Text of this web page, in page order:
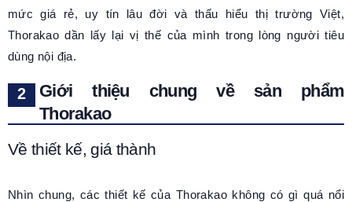
mức giá rẻ, uy tín lâu đời và thấu hiểu thị trường Việt,
Thorakao dần lấy lại vị thế của mình trong lòng người tiêu
dùng nội địa.
Giới thiệu chung về sản phẩm
Thorakao
Về thiết kế, giá thành
Nhìn chung, các thiết kế của Thorakao không có gì quá nổi